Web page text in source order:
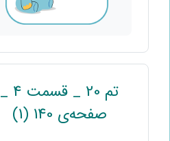
تم 20 _ قسمت 4 _
صفحه‌ی 140 (1)